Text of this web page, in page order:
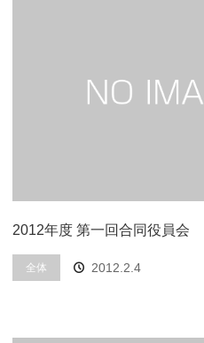
2012年度 第一回合同役員会
全体 2012.2.4